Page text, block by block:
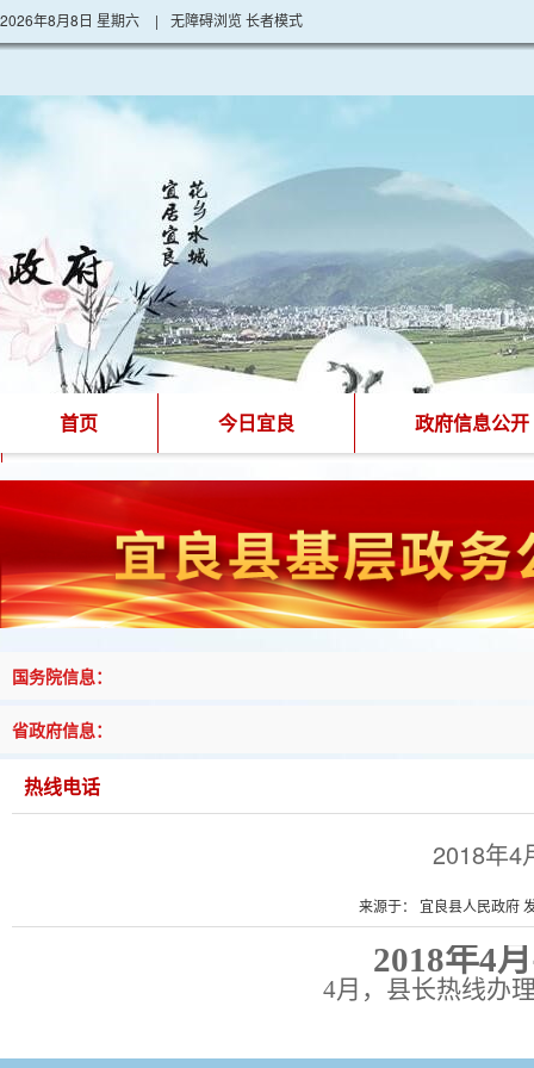
2026年8月8日 星期六 | 无障碍浏览长者模式
首页 今日宜良 政府信息公开
国务院信息：
省政府信息：
热线电话
2018年4
来源于： 宜良县人民政府
2018年4
4月，县长热线办